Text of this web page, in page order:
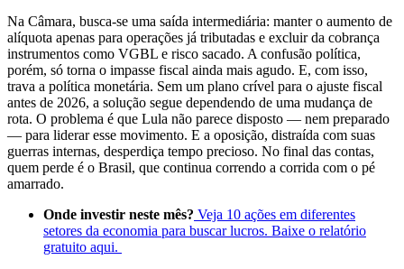
Na Câmara, busca-se uma saída intermediária: manter o aumento de
alíquota apenas para operações já tributadas e excluir da cobrança
instrumentos como VGBL e risco sacado. A confusão política,
porém, só torna o impasse fiscal ainda mais agudo. E, com isso,
trava a política monetária. Sem um plano crível para o ajuste fiscal
antes de 2026, a solução segue dependendo de uma mudança de
rota. O problema é que Lula não parece disposto — nem preparado
— para liderar esse movimento. E a oposição, distraída com suas
guerras internas, desperdiça tempo precioso. No final das contas,
quem perde é o Brasil, que continua correndo a corrida com o pé
amarrado.
Onde investir neste mês? Veja 10 ações em diferentes
setores da economia para buscar lucros. Baixe o relatório
gratuito aqui.